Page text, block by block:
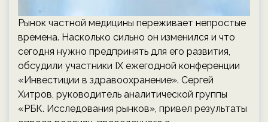
Рынок частной медицины переживает непростые
времена. Насколько сильно он изменился и что
сегодня нужно предпринять для его развития,
обсудили участники IX ежегодной конференции
«Инвестиции в здравоохранение». Сергей
Хитров, руководитель аналитической группы
«РБК. Исследования рынков», привел результаты